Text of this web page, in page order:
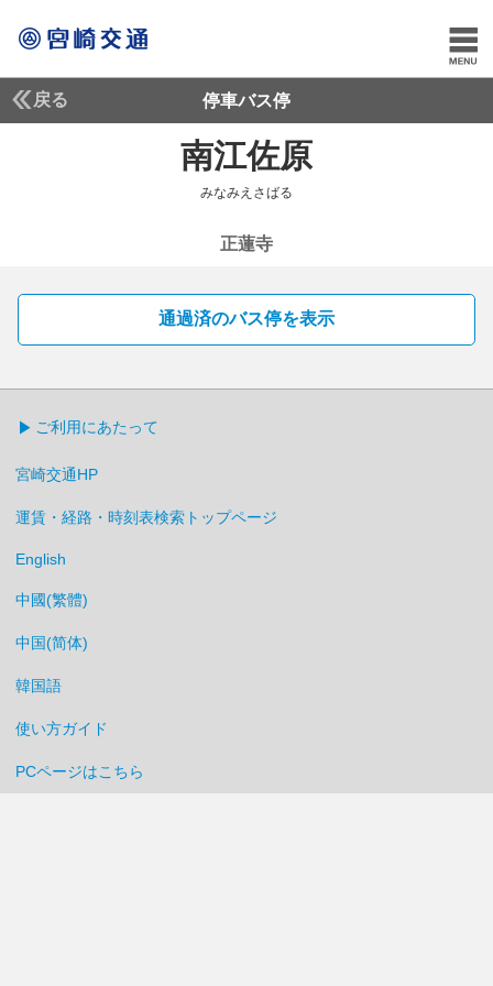
戻る 停車バス停
南江佐原
みなみえさばる
正蓮寺
通過済のバス停を表示
ご利用にあたって
宮崎交通HP
運賃・経路・時刻表検索トップページ
English
中國(繁體)
中国(简体)
韓国語
使い方ガイド
PCページはこちら